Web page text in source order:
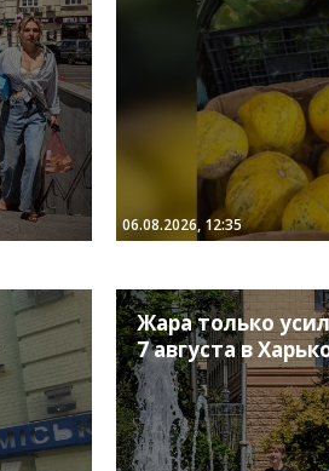
06.08.2026, 12:35
Жара только
7 августа в